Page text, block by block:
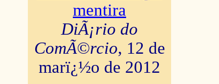
mentira
DiÃ¡rio do
ComÃ©rcio, 12 de
marï¿½o de 2012